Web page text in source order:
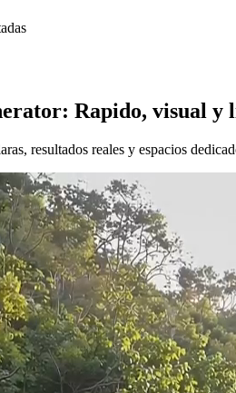
Rapido, visual y
resultados reales y espacios